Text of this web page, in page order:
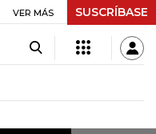
$ 416,91 +$ 0,05 +0,01%
VER MÁS SUSCRÍBASE
VER AHORA